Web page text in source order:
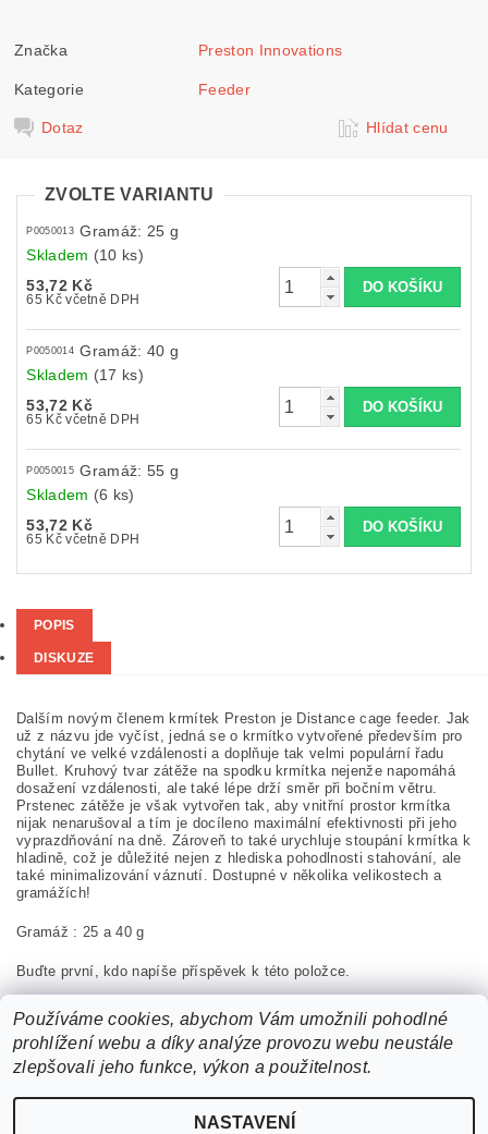
Značka Preston Innovations
Kategorie Feeder
Dotaz Hlídat cenu
ZVOLTE VARIANTU
P0050013 Gramáž: 25 g
Skladem (10 ks)
53,72 Kč
65 Kč včetně DPH
P0050014 Gramáž: 40 g
Skladem (17 ks)
53,72 Kč
65 Kč včetně DPH
P0050015 Gramáž: 55 g
Skladem (6 ks)
53,72 Kč
65 Kč včetně DPH
POPIS
DISKUZE
Dalším novým členem krmítek Preston je Distance cage feeder. Jak
už z názvu jde vyčíst, jedná se o krmítko vytvořené především pro
chytání ve velké vzdálenosti a doplňuje tak velmi populární řadu
Bullet. Kruhový tvar zátěže na spodku krmítka nejenže napomáhá
dosažení vzdálenosti, ale také lépe drží směr při bočním větru.
Prstenec zátěže je však vytvořen tak, aby vnitřní prostor krmítka
nijak nenarušoval a tím je docíleno maximální efektivnosti při jeho
vyprazdňování na dně. Zároveň to také urychluje stoupání krmítka k
hladině, což je důležité nejen z hlediska pohodlnosti stahování, ale
také minimalizování váznutí. Dostupné v několika velikostech a
gramážích!
Gramáž : 25 a 40 g
Buďte první, kdo napíše příspěvek k této položce.
Přidat komentář
Používáme cookies, abychom Vám umožnili pohodlné
prohlížení webu a díky analýze provozu webu neustále
zlepšovali jeho funkce, výkon a použitelnost.
NASTAVENÍ